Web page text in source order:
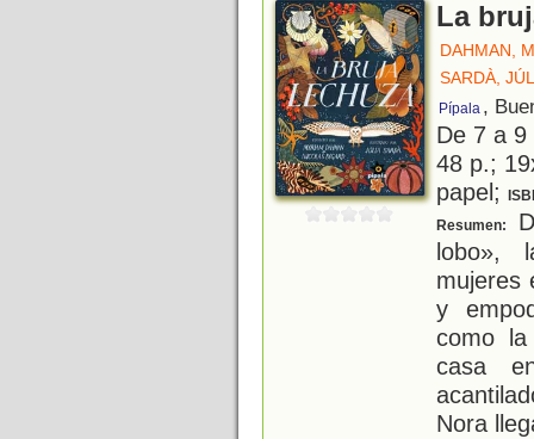
La
DAHMAN,
SARDÀ,
Pípala ,
De 7 a
48 p.;
papel;
Resumen:
lobo»,
mujeres
y
como
casa
Nora